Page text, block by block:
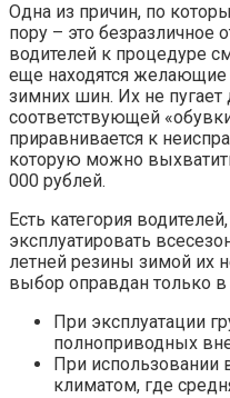
Одна из причин, по
пору – это безразличное
водителей к процедуре
еще находятся желающие
зимних шин. Их не пугает
соответствующей
приравнивается к
которую можно
000 рублей.
Есть категория
эксплуатировать
летней резины зимой их
выбор оправдан только в
При эксплуатации
полноприводных
При использовании
климатом, где